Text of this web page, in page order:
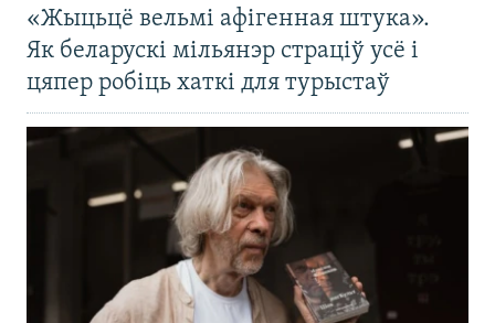
«Жыцьцё вельмі афігенная штука».
Як беларускі мільянэр страціў усё і
цяпер робіць хаткі для турыстаў